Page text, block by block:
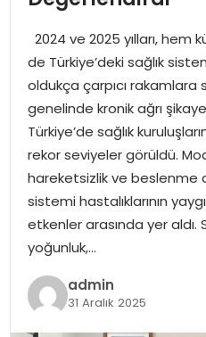
SPOR
EKONOMI
MAGAZIN
DÜNYA
OTOMOBIL
2024 ve 2025 yılları, hem
de Türkiye’deki sağlık
oldukça çarpıcı rakamlara
genelinde kronik ağrı
Türkiye’de sağlık
rekor seviyeler görüldü.
hareketsizlik ve beslenme
sistemi hastalıklarının
etkenler arasında yer aldı.
yoğunluk,…
admin
31 Aralık 2025